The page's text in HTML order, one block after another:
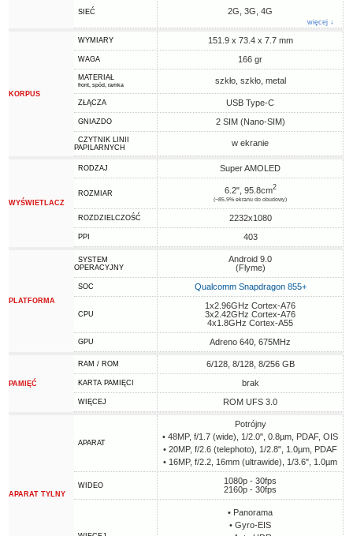
SIEĆ 2G, 3G, 4G
więcej ↓
KORPUS
WYMIARY 151.9 x 73.4 x 7.7 mm
WAGA 166 gr
MATERIAŁ
front, spód, ramka szkło, szkło, metal
ZŁĄCZA USB Type-C
GNIAZDO 2 SIM (Nano-SIM)
CZYTNIK LINII
PAPILARNYCH
w ekranie
WYŚWIETLACZ
RODZAJ Super AMOLED
ROZMIAR 6.2", 95.8cm2
(~85.9% ekranu do obudowy)
ROZDZIELCZOŚĆ 2232x1080
PPI 403
PLATFORMA
SYSTEM
OPERACYJNY
Android 9.0
(Flyme)
SOC Qualcomm Snapdragon 855+
CPU
1x2.96GHz Cortex-A76
3x2.42GHz Cortex-A76
4x1.8GHz Cortex-A55
GPU Adreno 640, 675MHz
PAMIĘĆ
RAM / ROM 6/128, 8/128, 8/256 GB
KARTA PAMIĘCI brak
WIĘCEJ ROM UFS 3.0
APARAT TYLNY
APARAT
Potrójny
• 48MP, f/1.7 (wide), 1/2.0", 0.8µm, PDAF, OIS
• 20MP, f/2.6 (telephoto), 1/2.8", 1.0µm, PDAF
• 16MP, f/2.2, 16mm (ultrawide), 1/3.6", 1.0µm
WIDEO
1080p - 30fps
2160p - 30fps
• Panorama
• Gyro-EIS